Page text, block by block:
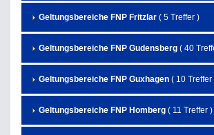
Geltungsbereiche FNP Fritzlar ( 5 Treffer )
Geltungsbereiche FNP Gudensberg ( 40
Geltungsbereiche FNP Guxhagen ( 10 Treffer
Geltungsbereiche FNP Homberg ( 11 Treffer )